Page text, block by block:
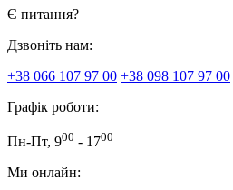
Є питання?
Дзвоніть нам:
+38 066 107 97 00 +38 098 107 97 00
Графік роботи:
Пн-Пт, 900 - 1700
Ми онлайн: